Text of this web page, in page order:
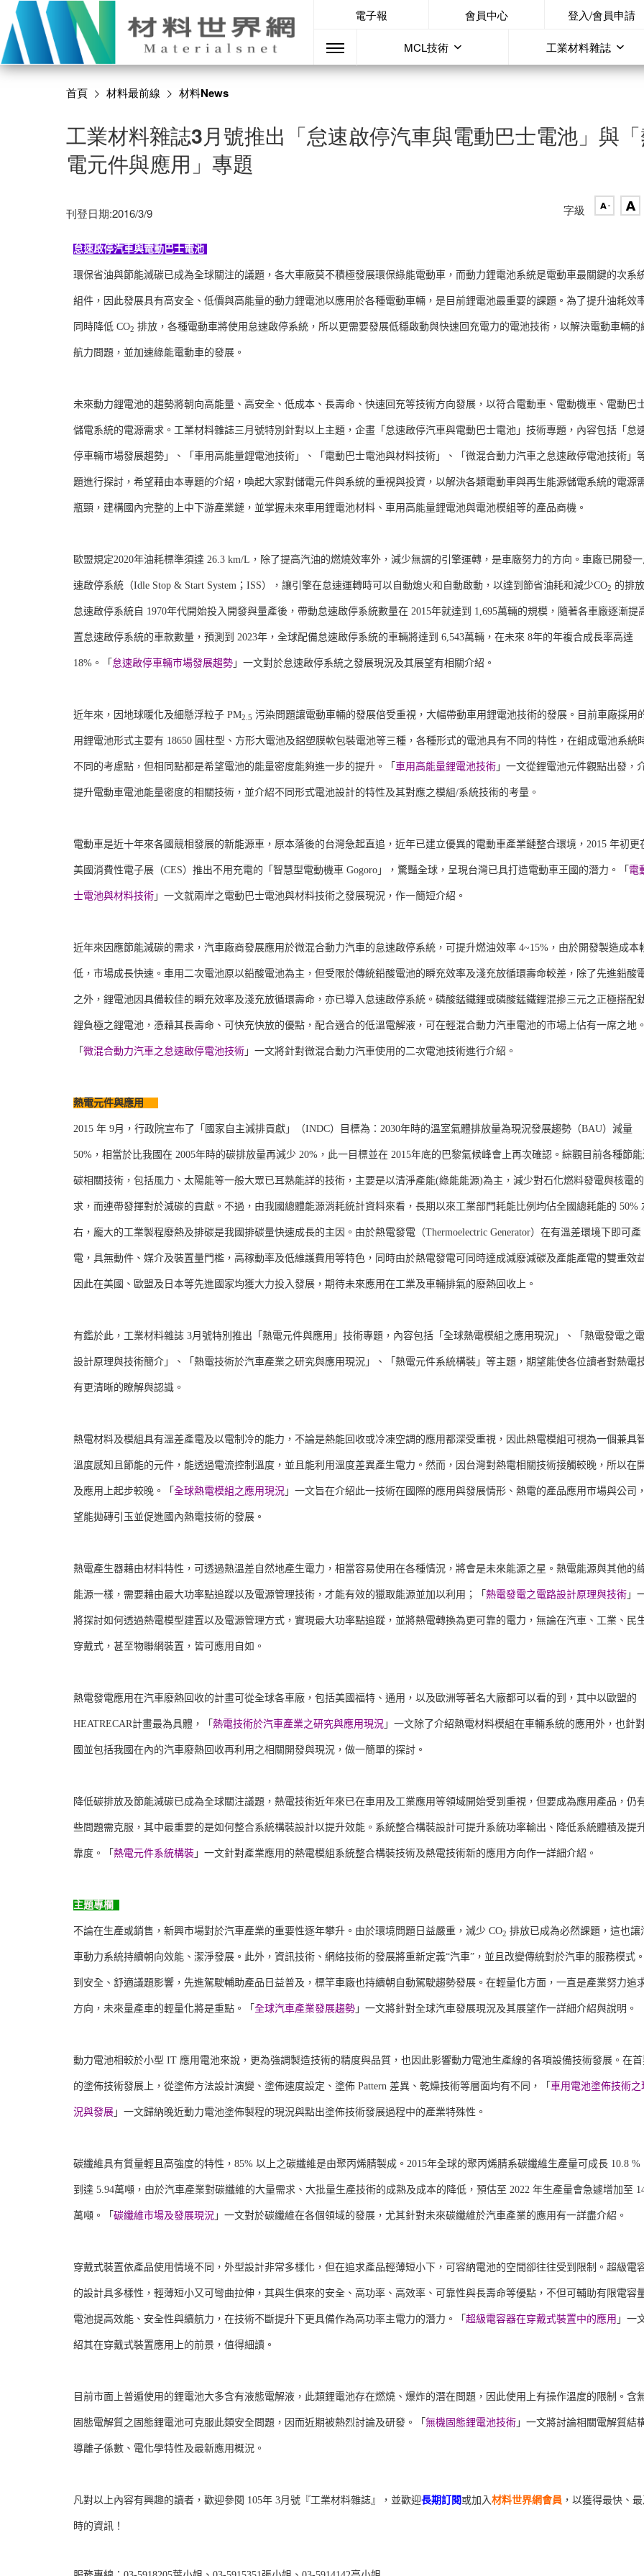
電子報 會員中心 登入/會員申請
MCL技術 工業材料雜誌
首頁 材料最前線 材料News
工業材料雜誌3月號推出「怠速啟停汽車與電動巴士電池」與
電元件與應用」專題
刊登日期:2016/3/9 字級
怠速啟停汽車與電動巴士電池
環保省油與節能減碳已成為全球關注的議題，各大車廠莫不積極發展環保綠能電動車，而動力鋰電池系統是電動車最關鍵的次系
組件，因此發展具有高安全、低價與高能量的動力鋰電池以應用於各種電動車輛，是目前鋰電池最重要的課題。為了提升油耗效
同時降低 CO2 排放，各種電動車將使用怠速啟停系統，所以更需要發展低穩啟動與快速回充電力的電池技術，以解決電動車輛的
航力問題，並加速綠能電動車的發展。
未來動力鋰電池的趨勢將朝向高能量、高安全、低成本、長壽命、快速回充等技術方向發展，以符合電動車、電動機車、電動巴
儲電系統的電源需求。工業材料雜誌三月號特別針對以上主題，企畫「怠速啟停汽車與電動巴士電池」技術專題，內容包括「怠
停車輛市場發展趨勢」、「車用高能量鋰電池技術」、「電動巴士電池與材料技術」、「微混合動力汽車之怠速啟停電池技術」
題進行探討，希望藉由本專題的介紹，喚起大家對儲電元件與系統的重視與投資，以解決各類電動車與再生能源儲電系統的電源
瓶頸，建構國內完整的上中下游產業鏈，並掌握未來車用鋰電池材料、車用高能量鋰電池與電池模組等的產品商機。
歐盟規定2020年油耗標準須達 26.3 km/L，除了提高汽油的燃燒效率外，減少無謂的引擎運轉，是車廠努力的方向。車廠已開發一
速啟停系統（Idle Stop & Start System；ISS），讓引擎在怠速運轉時可以自動熄火和自動啟動，以達到節省油耗和減少CO2 的排放
怠速啟停系統自 1970年代開始投入開發與量產後，帶動怠速啟停系統數量在 2015年就達到 1,695萬輛的規模，隨著各車廠逐漸提
置怠速啟停系統的車款數量，預測到 2023年，全球配備怠速啟停系統的車輛將達到 6,543萬輛，在未來 8年的年複合成長率高達
18%。「 怠速啟停車輛市場發展趨勢 」一文對於怠速啟停系統之發展現況及其展望有相關介紹。
近年來，因地球暖化及細懸浮粒子 PM2.5 污染問題讓電動車輛的發展倍受重視，大幅帶動車用鋰電池技術的發展。目前車廠採用
用鋰電池形式主要有 18650 圓柱型、方形大電池及鋁塑膜軟包裝電池等三種，各種形式的電池具有不同的特性，在組成電池系統
不同的考慮點，但相同點都是希望電池的能量密度能夠進一步的提升。「 車用高能量鋰電池技術 」一文從鋰電池元件觀點出發，
提升電動車電池能量密度的相關技術，並介紹不同形式電池設計的特性及其對應之模組/系統技術的考量。
電動車是近十年來各國競相發展的新能源車，原本落後的台灣急起直追，近年已建立優異的電動車產業鏈整合環境，2015 年初更
美國消費性電子展（CES）推出不用充電的「智慧型電動機車 Gogoro」，驚豔全球，呈現台灣已具打造電動車王國的潛力。「 電
士電池與材料技術 」一文就兩岸之電動巴士電池與材料技術之發展現況，作一簡短介紹。
近年來因應節能減碳的需求，汽車廠商發展應用於微混合動力汽車的怠速啟停系統，可提升燃油效率 4~15%，由於開發製造成本
低，市場成長快速。車用二次電池原以鉛酸電池為主，但受限於傳統鉛酸電池的瞬充效率及淺充放循環壽命較差，除了先進鉛酸
之外，鋰電池因具備較佳的瞬充效率及淺充放循環壽命，亦已導入怠速啟停系統。磷酸錳鐵鋰或磷酸錳鐵鋰混摻三元之正極搭配
鋰負極之鋰電池，憑藉其長壽命、可快充快放的優點，配合適合的低溫電解液，可在輕混合動力汽車電池的市場上佔有一席之地。
「 微混合動力汽車之怠速啟停電池技術 」一文將針對微混合動力汽車使用的二次電池技術進行介紹。
熱電元件與應用
2015 年 9月，行政院宣布了「國家自主減排貢獻」（INDC）目標為：2030年時的溫室氣體排放量為現況發展趨勢（BAU）減量
50%，相當於比我國在 2005年時的碳排放量再減少 20%，此一目標並在 2015年底的巴黎氣候峰會上再次確認。綜觀目前各種節
碳相關技術，包括風力、太陽能等一般大眾已耳熟能詳的技術，主要是以清淨產能(綠能能源)為主，減少對石化燃料發電與核電
求，而連帶發揮對於減碳的貢獻。不過，由我國總體能源消耗統計資料來看，長期以來工業部門耗能比例均佔全國總耗能的 50%
右，龐大的工業製程廢熱及排碳是我國排碳量快速成長的主因。由於熱電發電（Thermoelectric Generator）在有溫差環境下即可產
電，具無動件、媒介及裝置量門檻，高稼動率及低維護費用等特色，同時由於熱電發電可同時達成減廢減碳及產能產電的雙重效
因此在美國、歐盟及日本等先進國家均獲大力投入發展，期待未來應用在工業及車輛排氣的廢熱回收上。
有鑑於此，工業材料雜誌 3月號特別推出「熱電元件與應用」技術專題，內容包括「全球熱電模組之應用現況」、「熱電發電之
設計原理與技術簡介」、「熱電技術於汽車產業之研究與應用現況」、「熱電元件系統構裝」等主題，期望能使各位讀者對熱電
有更清晰的瞭解與認識。
熱電材料及模組具有溫差產電及以電制冷的能力，不論是熱能回收或冷凍空調的應用都深受重視，因此熱電模組可視為一個兼具
溫度感知且節能的元件，能透過電流控制溫度，並且能利用溫度差異產生電力。然而，因台灣對熱電相關技術接觸較晚，所以在
及應用上起步較晚。「 全球熱電模組之應用現況 」一文旨在介紹此一技術在國際的應用與發展情形、熱電的產品應用市場與公司
望能拋磚引玉並促進國內熱電技術的發展。
熱電產生器藉由材料特性，可透過熱溫差自然地產生電力，相當容易使用在各種情況，將會是未來能源之星。熱電能源與其他的
能源一樣，需要藉由最大功率點追蹤以及電源管理技術，才能有效的獵取能源並加以利用；「 熱電發電之電路設計原理與技術 」
將探討如何透過熱電模型建置以及電源管理方式，實現最大功率點追蹤，並將熱電轉換為更可靠的電力，無論在汽車、工業、民
穿戴式，甚至物聯網裝置，皆可應用自如。
熱電發電應用在汽車廢熱回收的計畫可從全球各車廠，包括美國福特、通用，以及歐洲等著名大廠都可以看的到，其中以歐盟的
HEATRECAR計畫最為具體，「 熱電技術於汽車產業之研究與應用現況 」一文除了介紹熱電材料模組在車輛系統的應用外，也針
國並包括我國在內的汽車廢熱回收再利用之相關開發與現況，做一簡單的探討。
降低碳排放及節能減碳已成為全球關注議題，熱電技術近年來已在車用及工業應用等領域開始受到重視，但要成為應用產品，仍
些問題需克服，其中最重要的是如何整合系統構裝設計以提升效能。系統整合構裝設計可提升系統功率輸出、降低系統體積及提
靠度。「 熱電元件系統構裝 」一文針對產業應用的熱電模組系統整合構裝技術及熱電技術新的應用方向作一詳細介紹。
主題專欄
不論在生產或銷售，新興市場對於汽車產業的重要性逐年攀升。由於環境問題日益嚴重，減少 CO2 排放已成為必然課題，這也讓
車動力系統持續朝向效能、潔淨發展。此外，資訊技術、網絡技術的發展將重新定義“汽車”，並且改變傳統對於汽車的服務模式
到安全、舒適議題影響，先進駕駛輔助產品日益普及，標竿車廠也持續朝自動駕駛趨勢發展。在輕量化方面，一直是產業努力追
方向，未來量產車的輕量化將是重點。「 全球汽車產業發展趨勢 」一文將針對全球汽車發展現況及其展望作一詳細介紹與說明。
動力電池相較於小型 IT 應用電池來說，更為強調製造技術的精度與品質，也因此影響動力電池生產線的各項設備技術發展。在
的塗佈技術發展上，從塗佈方法設計演變、塗佈速度設定、塗佈 Pattern 差異、乾燥技術等層面均有不同，「 車用電池塗佈技術之
況與發展 」一文歸納晚近動力電池塗佈製程的現況與點出塗佈技術發展過程中的產業特殊性。
碳纖維具有質量輕且高強度的特性，85% 以上之碳纖維是由聚丙烯腈製成。2015年全球的聚丙烯腈系碳纖維生產量可成長 10.8 %
到達 5.94萬噸，由於汽車產業對碳纖維的大量需求、大批量生產技術的成熟及成本的降低，預估至 2022 年生產量會急遽增加至
萬噸。「 碳纖維市場及發展現況 」一文對於碳纖維在各個領域的發展，尤其針對未來碳纖維於汽車產業的應用有一詳盡介紹。
穿戴式裝置依產品使用情境不同，外型設計非常多樣化，但在追求產品輕薄短小下，可容納電池的空間卻往往受到限制。超級電
的設計具多樣性，輕薄短小又可彎曲拉伸，其與生俱來的安全、高功率、高效率、可靠性與長壽命等優點，不但可輔助有限電容
電池提高效能、安全性與續航力，在技術不斷提升下更具備作為高功率主電力的潛力。「 超級電容器在穿戴式裝置中的應用 」一
紹其在穿戴式裝置應用上的前景，值得細讀。
目前市面上普遍使用的鋰電池大多含有液態電解液，此類鋰電池存在燃燒、爆炸的潛在問題，因此使用上有操作溫度的限制。含
固態電解質之固態鋰電池可克服此類安全問題，因而近期被熱烈討論及研發。「 無機固態鋰電池技術 」一文將討論相關電解質結
導離子係數、電化學特性及最新應用概況。
凡對以上內容有興趣的讀者，歡迎參閱 105年 3月號『工業材料雜誌』，並歡迎長期訂閱 或加入材料世界網會員 ，以獲得最快、最
時的資訊！